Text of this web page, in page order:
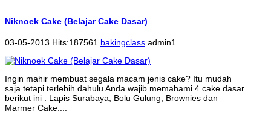
Niknoek Cake (Belajar Cake Dasar)
03-05-2013 Hits:187561 bakingclass admin1
Ingin mahir membuat segala macam jenis cake? Itu mudah
saja tetapi terlebih dahulu Anda wajib memahami 4 cake dasar
berikut ini : Lapis Surabaya, Bolu Gulung, Brownies dan
Marmer Cake....